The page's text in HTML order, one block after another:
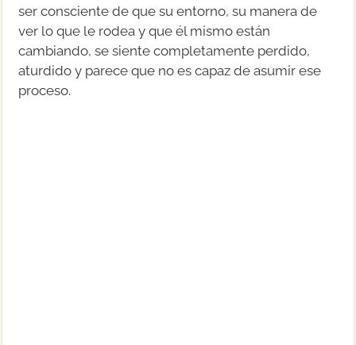
ser consciente de que su entorno, su manera de
ver lo que le rodea y que él mismo están
cambiando, se siente completamente perdido,
aturdido y parece que no es capaz de asumir ese
proceso.